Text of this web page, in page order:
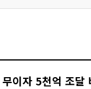
이자 5천억 조